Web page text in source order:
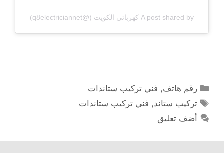
A post shared by كهربائي الكويت (@q8electriciannet)
التصنيفات
رقم هاتف, فني تركيب ستاندات
الوسوم
تركيب ستاند, فني تركيب ستاندات
أضف تعليق